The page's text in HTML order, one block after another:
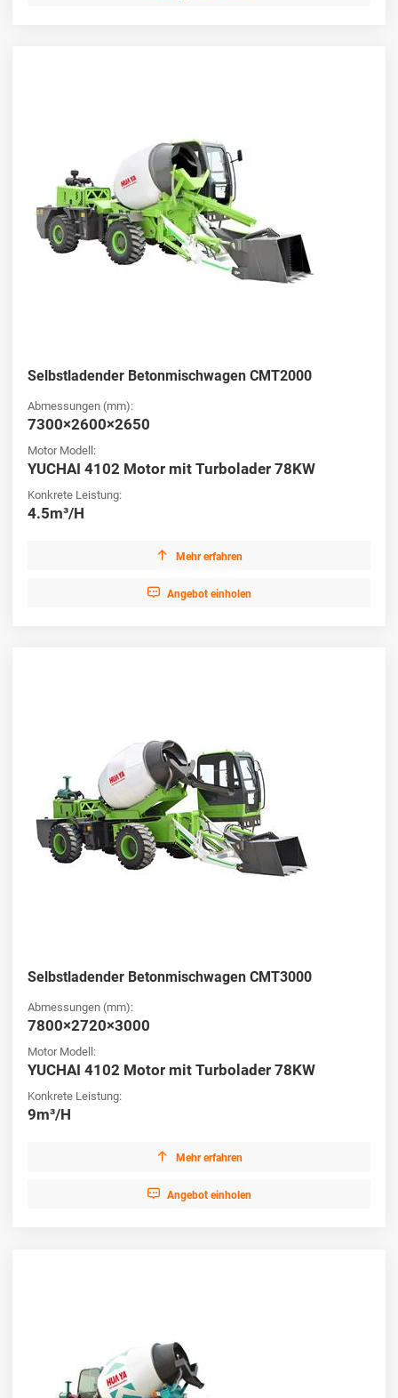
Selbstladender Betonmischwagen CMT2000
Abmessungen (mm):
7300×2600×2650
Motor Modell:
YUCHAI 4102 Motor mit Turbolader 78KW
Konkrete Leistung:
4.5m³/H
 Mehr erfahren
 Angebot einholen
Selbstladender Betonmischwagen CMT3000
Abmessungen (mm):
7800×2720×3000
Motor Modell:
YUCHAI 4102 Motor mit Turbolader 78KW
Konkrete Leistung:
9m³/H
 Mehr erfahren
 Angebot einholen